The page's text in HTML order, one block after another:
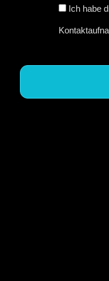
Ich habe